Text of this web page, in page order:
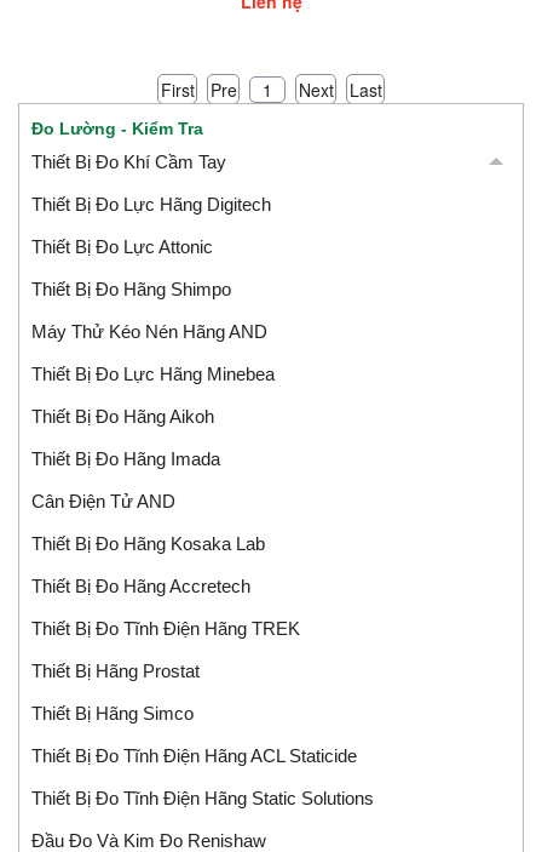
First Pre 1 Next Last
Đo Lường - Kiểm Tra
Thiết Bị Đo Khí Cầm Tay
Thiết Bị Đo Lực Hãng Digitech
Thiết Bị Đo Lực Attonic
Thiết Bị Đo Hãng Shimpo
Máy Thử Kéo Nén Hãng AND
Thiết Bị Đo Lực Hãng Minebea
Thiết Bị Đo Hãng Aikoh
Thiết Bị Đo Hãng Imada
Cân Điện Tử AND
Thiết Bị Đo Hãng Kosaka Lab
Thiết Bị Đo Hãng Accretech
Thiết Bị Đo Tĩnh Điện Hãng TREK
Thiết Bị Hãng Prostat
Thiết Bị Hãng Simco
Thiết Bị Đo Tĩnh Điện Hãng ACL Staticide
Thiết Bị Đo Tĩnh Điện Hãng Static Solutions
Đầu Đo Và Kim Đo Renishaw